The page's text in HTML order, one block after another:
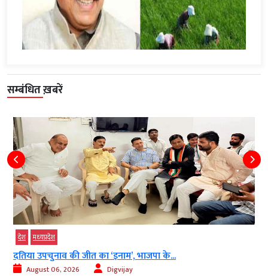
सम्बंधित ख़बरें
देश मध्‍यप्रदेश
दतिया उपचुनाव की जीत का ‘इनाम’, भाजपा के...
August 06, 2026 Digvijay